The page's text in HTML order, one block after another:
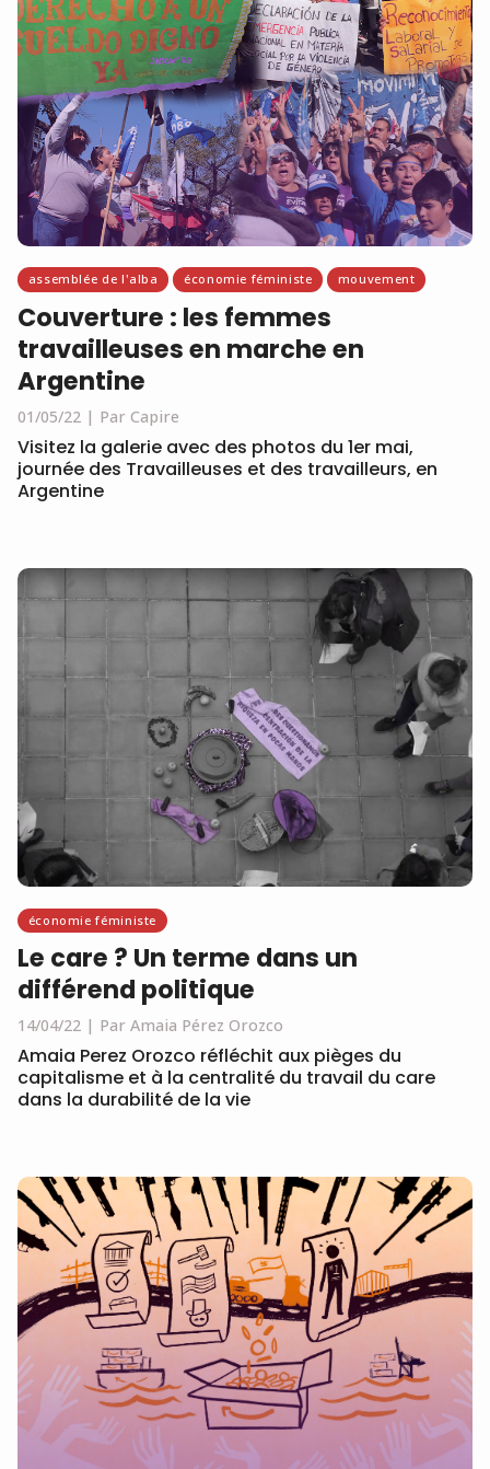
assemblée de l'alba économie féministe mouvement
Couverture : les femmes
travailleuses en marche en
Argentine
01/05/22 Par Capire
Visitez la galerie avec des photos du 1er mai,
journée des Travailleuses et des travailleurs, en
Argentine
économie féministe
Le care ? Un terme dans un
différend politique
14/04/22 Par Amaia Pérez Orozco
Amaia Perez Orozco réfléchit aux pièges du
capitalisme et à la centralité du travail du care
dans la durabilité de la vie